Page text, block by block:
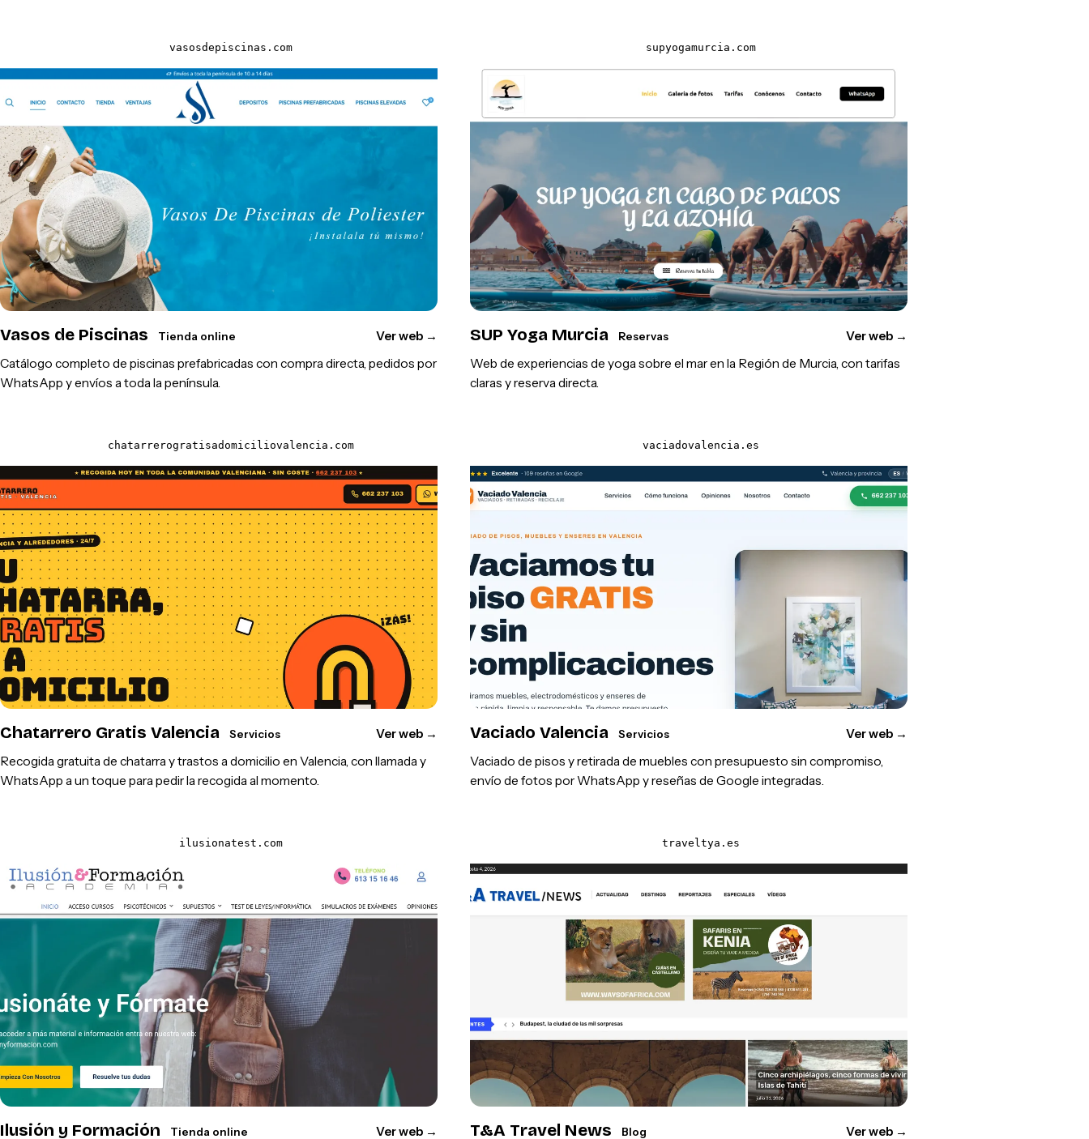
vasosdepiscinas.com
Vasos de Piscinas Tienda online Ver web →
Catálogo completo de piscinas prefabricadas con compra directa, pedidos por
WhatsApp y envíos a toda la península.
supyogamurcia.com
SUP Yoga Murcia Reservas Ver web →
Web de experiencias de yoga sobre el mar en la Región de Murcia, con tarifas
claras y reserva directa.
chatarrerogratisadomiciliovalencia.com
Chatarrero Gratis Valencia Servicios Ver web →
Recogida gratuita de chatarra y trastos a domicilio en Valencia, con llamada y
WhatsApp a un toque para pedir la recogida al momento.
vaciadovalencia.es
Vaciado Valencia Servicios Ver web →
Vaciado de pisos y retirada de muebles con presupuesto sin compromiso,
envío de fotos por WhatsApp y reseñas de Google integradas.
ilusionatest.com
Ilusión y Formación Tienda online Ver web →
traveltya.es
T&A Travel News Blog Ver web →